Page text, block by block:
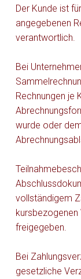
Der Kunde ist
angegebenen
verantwortlich.
Bei
Rechnungen je
wurde oder
vollständigem
freigegeben.
Bei
gesetzliche